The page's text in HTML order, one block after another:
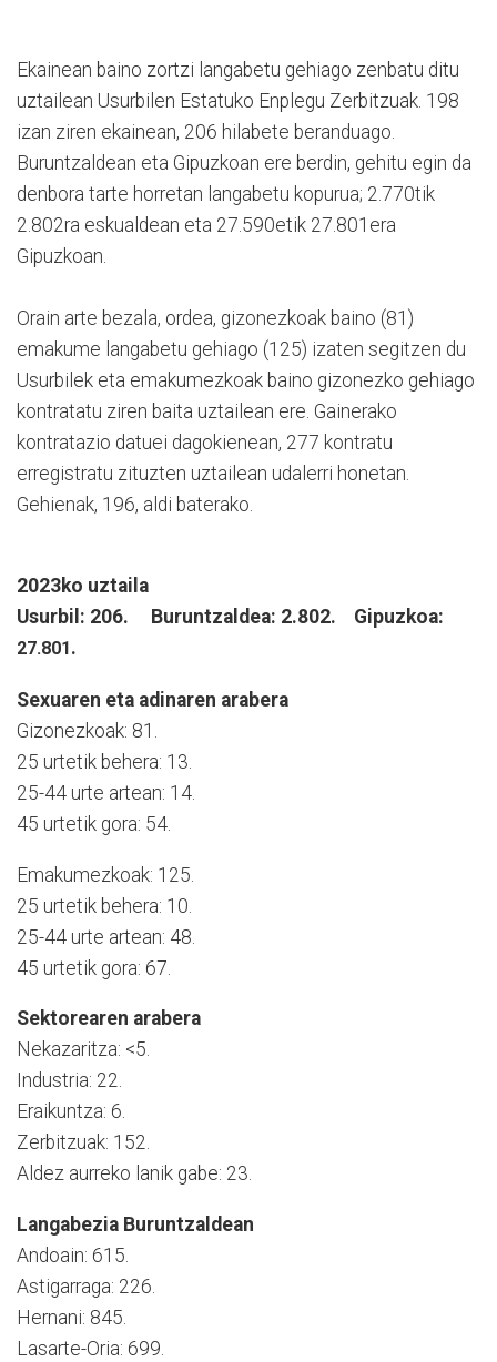
Ekainean baino zortzi langabetu gehiago zenbatu ditu
uztailean Usurbilen Estatuko Enplegu Zerbitzuak. 198
izan ziren ekainean, 206 hilabete beranduago.
Buruntzaldean eta Gipuzkoan ere berdin, gehitu egin da
denbora tarte horretan langabetu kopurua; 2.770tik
2.802ra eskualdean eta 27.590etik 27.801era
Gipuzkoan.
Orain arte bezala, ordea, gizonezkoak baino (81)
emakume langabetu gehiago (125) izaten segitzen du
Usurbilek eta emakumezkoak baino gizonezko gehiago
kontratatu ziren baita uztailean ere. Gainerako
kontratazio datuei dagokienean, 277 kontratu
erregistratu zituzten uztailean udalerri honetan.
Gehienak, 196, aldi baterako.
2023ko uztaila
Usurbil: 206. Buruntzaldea: 2.802. Gipuzkoa:
27.801 .
Sexuaren eta adinaren arabera
Gizonezkoak: 81.
25 urtetik behera: 13.
25-44 urte artean: 14.
45 urtetik gora: 54.
Emakumezkoak: 125.
25 urtetik behera: 10.
25-44 urte artean: 48.
45 urtetik gora: 67.
Sektorearen arabera
Nekazaritza: <5.
Industria: 22.
Eraikuntza: 6.
Zerbitzuak: 152.
Aldez aurreko lanik gabe: 23.
Langabezia Buruntzaldean
Andoain: 615.
Astigarraga: 226.
Hernani: 845.
Lasarte-Oria: 699.